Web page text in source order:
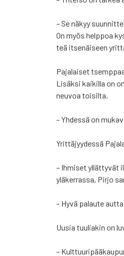
– Se näkyy
On myös help­poa
teä itse­näi­seen
Paja­lai­set
Lisäk­si kai­kil­la on
neu­voa toi­sil­ta.
– Yhdes­sä on
Yrit­tä­jyy­des­sä
– Ihmi­set yllät­ty­vät
ylä­ker­ras­sa, Pir­jo
– Hyvä palau­te
Uusia tuu­lia­kin on
–